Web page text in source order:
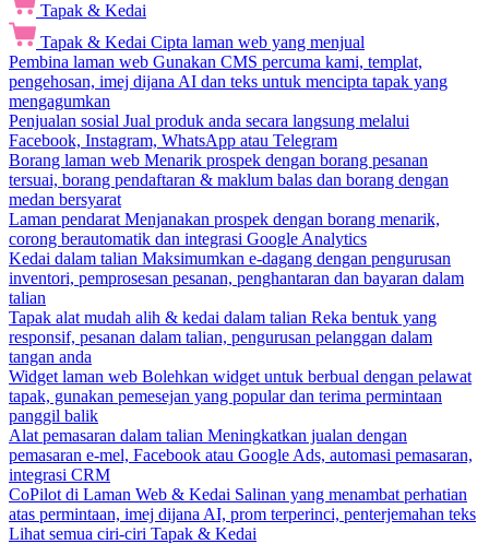
Tapak & Kedai
Tapak & Kedai Cipta laman web yang menjual
Pembina laman web Gunakan CMS percuma kami, templat,
pengehosan, imej dijana AI dan teks untuk mencipta tapak yang
mengagumkan
Penjualan sosial Jual produk anda secara langsung melalui
Facebook, Instagram, WhatsApp atau Telegram
Borang laman web Menarik prospek dengan borang pesanan
tersuai, borang pendaftaran & maklum balas dan borang dengan
medan bersyarat
Laman pendarat Menjanakan prospek dengan borang menarik,
corong berautomatik dan integrasi Google Analytics
Kedai dalam talian Maksimumkan e-dagang dengan pengurusan
inventori, pemprosesan pesanan, penghantaran dan bayaran dalam
talian
Tapak alat mudah alih & kedai dalam talian Reka bentuk yang
responsif, pesanan dalam talian, pengurusan pelanggan dalam
tangan anda
Widget laman web Bolehkan widget untuk berbual dengan pelawat
tapak, gunakan pemesejan yang popular dan terima permintaan
panggil balik
Alat pemasaran dalam talian Meningkatkan jualan dengan
pemasaran e-mel, Facebook atau Google Ads, automasi pemasaran,
integrasi CRM
CoPilot di Laman Web & Kedai Salinan yang menambat perhatian
atas permintaan, imej dijana AI, prom terperinci, penterjemahan teks
Lihat semua ciri-ciri Tapak & Kedai